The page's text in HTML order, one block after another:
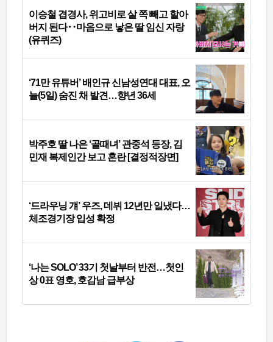
이승철 겹경사, 위고비로 살 쪽 빼고 할아
버지 된다‥마음으로 낳은 딸 임신 자랑
(유퀴즈)
‘71만 유튜버’ 배인규 신남성연대 대표, 오
늘(5일) 숨진 채 발견…향년 36세
박주호 딸 나은 ‘골때녀’ 관중석 등장, 김
민재 복제인간 보고 혼란 [결정적장면]
‘드라우닝 걔’ 우즈, 데뷔 12년만 일냈다…
체조경기장 입성 확정
‘나는 SOLO’ 33기 첫날부터 반전…첫인
상 0표 영호, 호감남 급부상